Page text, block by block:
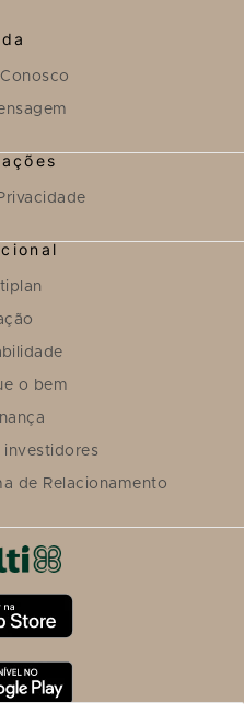
o bem
investidores
de Relacionamento